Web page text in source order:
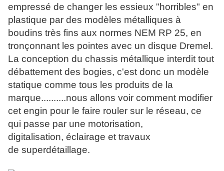
empressé de changer les essieux "horribles" en
plastique par des modèles métalliques à
boudins très fins aux normes NEM RP 25, en
tronçonnant les pointes avec un disque Dremel.
La conception du chassis métallique interdit tout
débattement des bogies, c'est donc un modèle
statique comme tous les produits de la
marque..........nous allons voir comment modifier
cet engin pour le faire rouler sur le réseau, ce
qui passe par une motorisation,
digitalisation, éclairage et travaux
de superdétaillage.